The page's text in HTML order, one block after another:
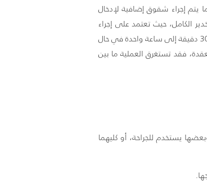
يتم إجراء شقوق إضافية لإدخال
الكامل، حيث تعتمد على إجراء
شقوق صغيرة مقارنة بالجراحة التقليدية، مما يقلل من الألم ويقصّر فترة التعافي، وعادة ما تستغرق مدة العملية من 30 دقيقة إلى ساعة واحدة في حال
فقد تستغرق العملية ما بين
يستخدم للجراحة، أو كليهما